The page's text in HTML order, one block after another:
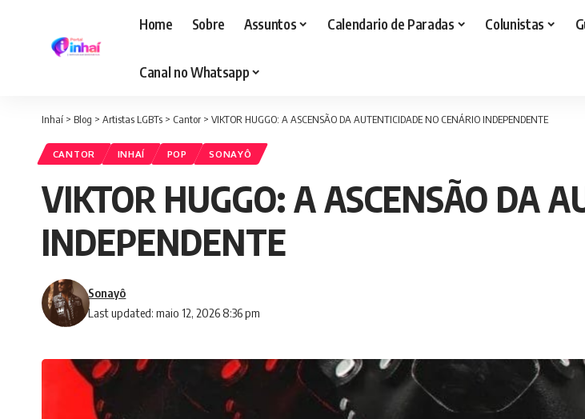
Home Sobre Assuntos Calendario de Paradas Colunistas
Canal no Whatsapp
Inhaí > Blog > Artistas LGBTs > Cantor > VIKTOR HUGGO: A ASCENSÃO DA AUTENTICIDADE NO CENÁRIO INDEPENDENTE
CANTOR INHAÍ POP SONAYÔ
VIKTOR HUGGO: A ASCENSÃO DA
INDEPENDENTE
Last updated: maio 12, 2026 8:36 pm
Sonayô